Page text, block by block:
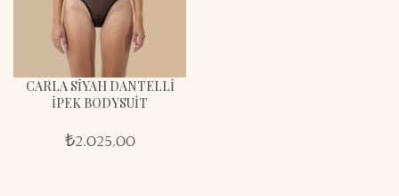
CARLA SIYAH DANTELLI
İPEK BODYSUIT
₺2.025,00